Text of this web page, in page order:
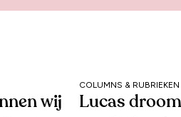
wij
COLUMNS & RUBRIEKEN
Lucas